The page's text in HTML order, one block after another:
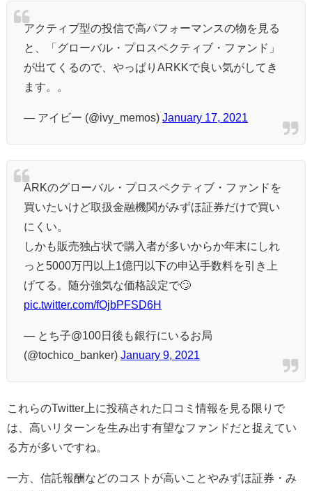
アクティブ型の投信で高パフォーマンスの物を見る
と、「グローバル・プロスペクティブ・ファンド」
が出てくるので、やっぱりARKKで良い気がしてき
ます。。
— アイビー (@ivy_memos) January 17, 2021
ARKのグローバル・プロスペクティブ・ファンドを
買いたいけど取扱金融機関がみずほ証券だけで買い
にくい。
しかも販売独占状で購入者が多いからか年末にしれ
っと5000万円以上1億円以下の申込手数料を引き上
げてる。随分強気な価格設定で🙄
pic.twitter.com/fOjbPFSD6H
— とち子@100日後も銀行にいるお局
(@tochico_banker) January 9, 2021
これらのTwitter上に投稿された口コミ情報を見る限りで
は、高いリターンを生み出す有望なファンドだと捉えてい
る方が多いですね。
一方、信託報酬などのコストが高いことやみずほ証券・み